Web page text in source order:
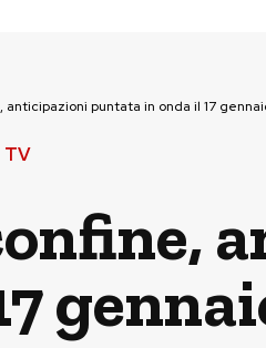
puntata in onda il 17
TV